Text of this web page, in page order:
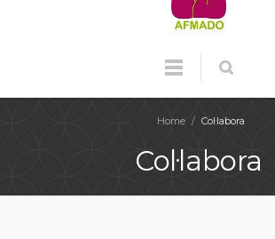
Home / Col·labora
Col·labora